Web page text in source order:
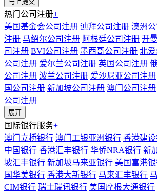
热门公司注册+
美国基金会公司注册 迪拜公司注册 澳洲
注册 马绍尔公司注册 阿根廷公司注册 开
司注册 BVI公司注册 墨西哥公司注册 北
公司注册 爱尔兰公司注册 英国公司注册
公司注册 波兰公司注册 爱沙尼亚公司注册
国公司注册 新加坡公司注册 澳门公司注册
公司注册
展开
国际银行服务+
澳门立桥银行 澳门工银亚洲银行 香港建设
中国银行 香港汇丰银行 华侨NRA银行 新
坡汇丰银行 新加坡马来亚银行 美国富港
国华美银行 香港大新银行 马来汇丰银行
CIM银行 瑞士瑞讯银行 美国摩根大通银行